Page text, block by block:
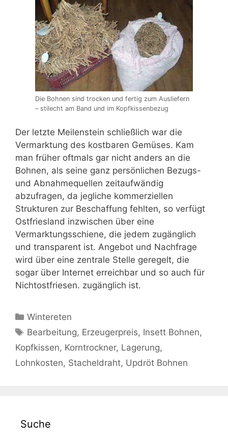
Die Bohnen sind trocken und fertig zum Ausliefern
– stilecht am Band und im Kopfkissenbezug
Der letzte Meilenstein schließlich war die
Vermarktung des kostbaren Gemüses. Kam
man früher oftmals gar nicht anders an die
Bohnen, als seine ganz persönlichen Bezugs-
und Abnahmequellen zeitaufwändig
abzufragen, da jegliche kommerziellen
Strukturen zur Beschaffung fehlten, so verfügt
Ostfriesland inzwischen über eine
Vermarktungsschiene, die jedem zugänglich
und transparent ist. Angebot und Nachfrage
wird über eine zentrale Stelle geregelt, die
sogar über Internet erreichbar und so auch für
Nichtostfriesen. zugänglich ist.
Kategorien
Wintereten
Schlagwörter
Bearbeitung, Erzeugerpreis, Insett Bohnen,
Kopfkissen, Korntrockner, Lagerung,
Lohnkosten, Stacheldraht, Updröt Bohnen
Suche